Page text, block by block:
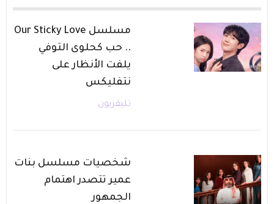
مسلسل Our Sticky Love
.. حب كحلوى التوفي
يلفت الأنظار على
نتفليكس
تليفزيون
شخصيات مسلسل بنات
عمير تتصدر اهتمام
الجمهور